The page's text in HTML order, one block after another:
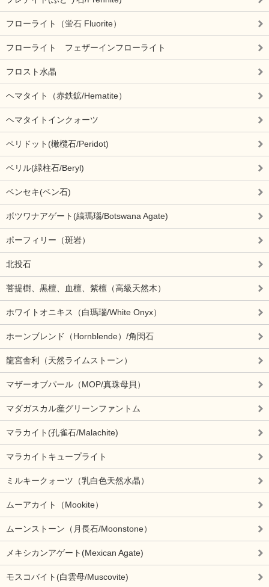
フローライト（蛍石 Fluorite）
フローライト フェザーインフローライト
フロスト水晶
ヘマタイト（赤鉄鉱/Hematite）
ヘマタイトインクォーツ
ペリドット(橄欖石/Peridot)
ベリル(緑柱石/Beryl)
ベンセキ(ベン石)
ボツワナアゲート(縞瑪瑙/Botswana Agate)
ポーフィリー（斑岩）
北投石
菩提樹、黒檀、血檀、紫檀（高級天然木）
ホワイトオニキス（白瑪瑙/White Onyx）
ホーンブレンド（Hornblende）/角閃石
龍宮舎利（天然ライムストーン）
マザーオブパール（MOP/真珠母貝）
マダガスカル産グリーンファントム
マラカイト(孔雀石/Malachite)
マラカイトキュープライト
ミルキークォーツ（乳白色天然水晶）
ムーアカイト（Mookite）
ムーンストーン（月長石/Moonstone）
メキシカンアゲート(Mexican Agate)
モスコバイト(白雲母/Muscovite)